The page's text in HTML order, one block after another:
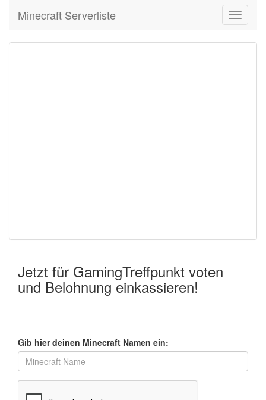
Toggle
Minecraft Serverliste
Jetzt für GamingTreffpunkt voten
und Belohnung einkassieren!
Gib hier deinen Minecraft Namen ein: